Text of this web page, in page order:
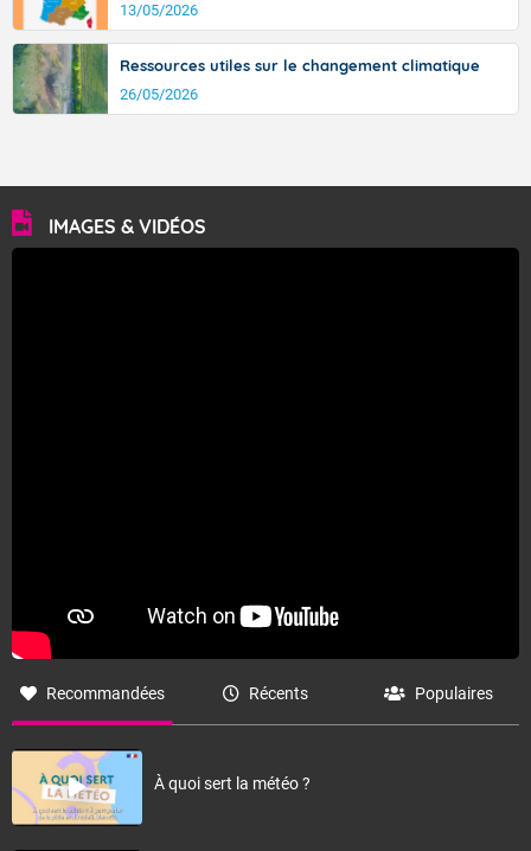
13/05/2026
Ressources utiles sur le changement climatique
26/05/2026
IMAGES & VIDÉOS
Recommandées Récents Populaires
À quoi sert la météo ?